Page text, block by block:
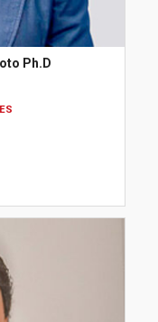
Ph.D